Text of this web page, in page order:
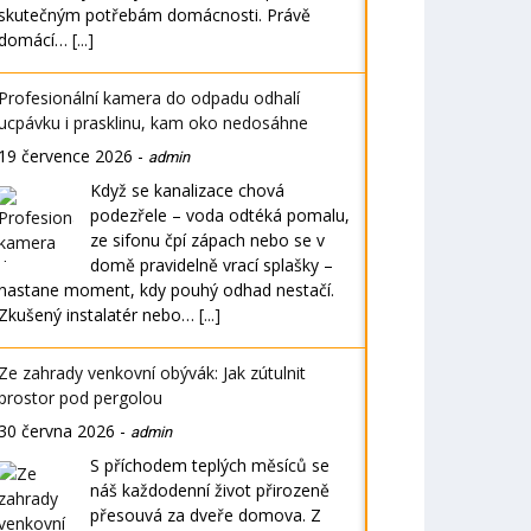
potřebám domácnosti. Právě
[...]
kamera do odpadu odhalí
i prasklinu, kam oko nedosáhne
července 2026 - admin
Když se kanalizace chová
podezřele – voda odtéká pomalu,
ze sifonu čpí zápach nebo se v
domě pravidelně vrací splašky –
moment, kdy pouhý odhad nestačí.
instalatér nebo… [...]
zahrady venkovní obývák: Jak zútulnit
pod pergolou
června 2026 - admin
S příchodem teplých měsíců se
náš každodenní život přirozeně
přesouvá za dveře domova. Z